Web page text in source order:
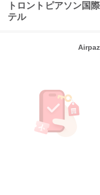
トロントピアソン国
テル